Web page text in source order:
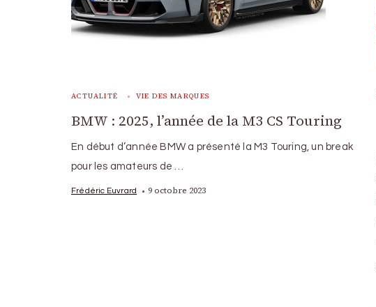
ACTUALITÉ VIE DES MARQUES
BMW : 2025, l’année de la M3 CS Touring
En début d’année BMW a présenté la M3 Touring, un break
pour les amateurs de …
Frédéric Euvrard 9 octobre 2023